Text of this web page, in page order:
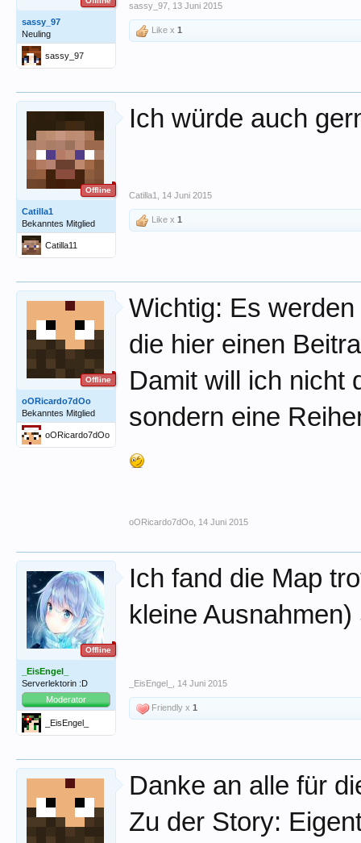
sassy_97
Neuling
sassy_97
sassy_97 13 Juni 2015
Like x 1
Offline
Catilla1
Bekanntes Mitglied
Catilla11
Ich würde auch
Catilla1 14 Juni 2015
Like x 1
Offline
oORicardo7dOo
Bekanntes Mitglied
oORicardo7dOo
Wichtig: Es
die hier einen
Damit will ich nicht
sondern eine
oORicardo7dOo 14 Juni 2015
Offline
_EisEngel_
Serverlektorin :D
Moderator
_EisEngel_
Ich fand die Map
kleine
_EisEngel_ 14 Juni 2015
Friendly x 1
Danke an alle für
Zu der Story: